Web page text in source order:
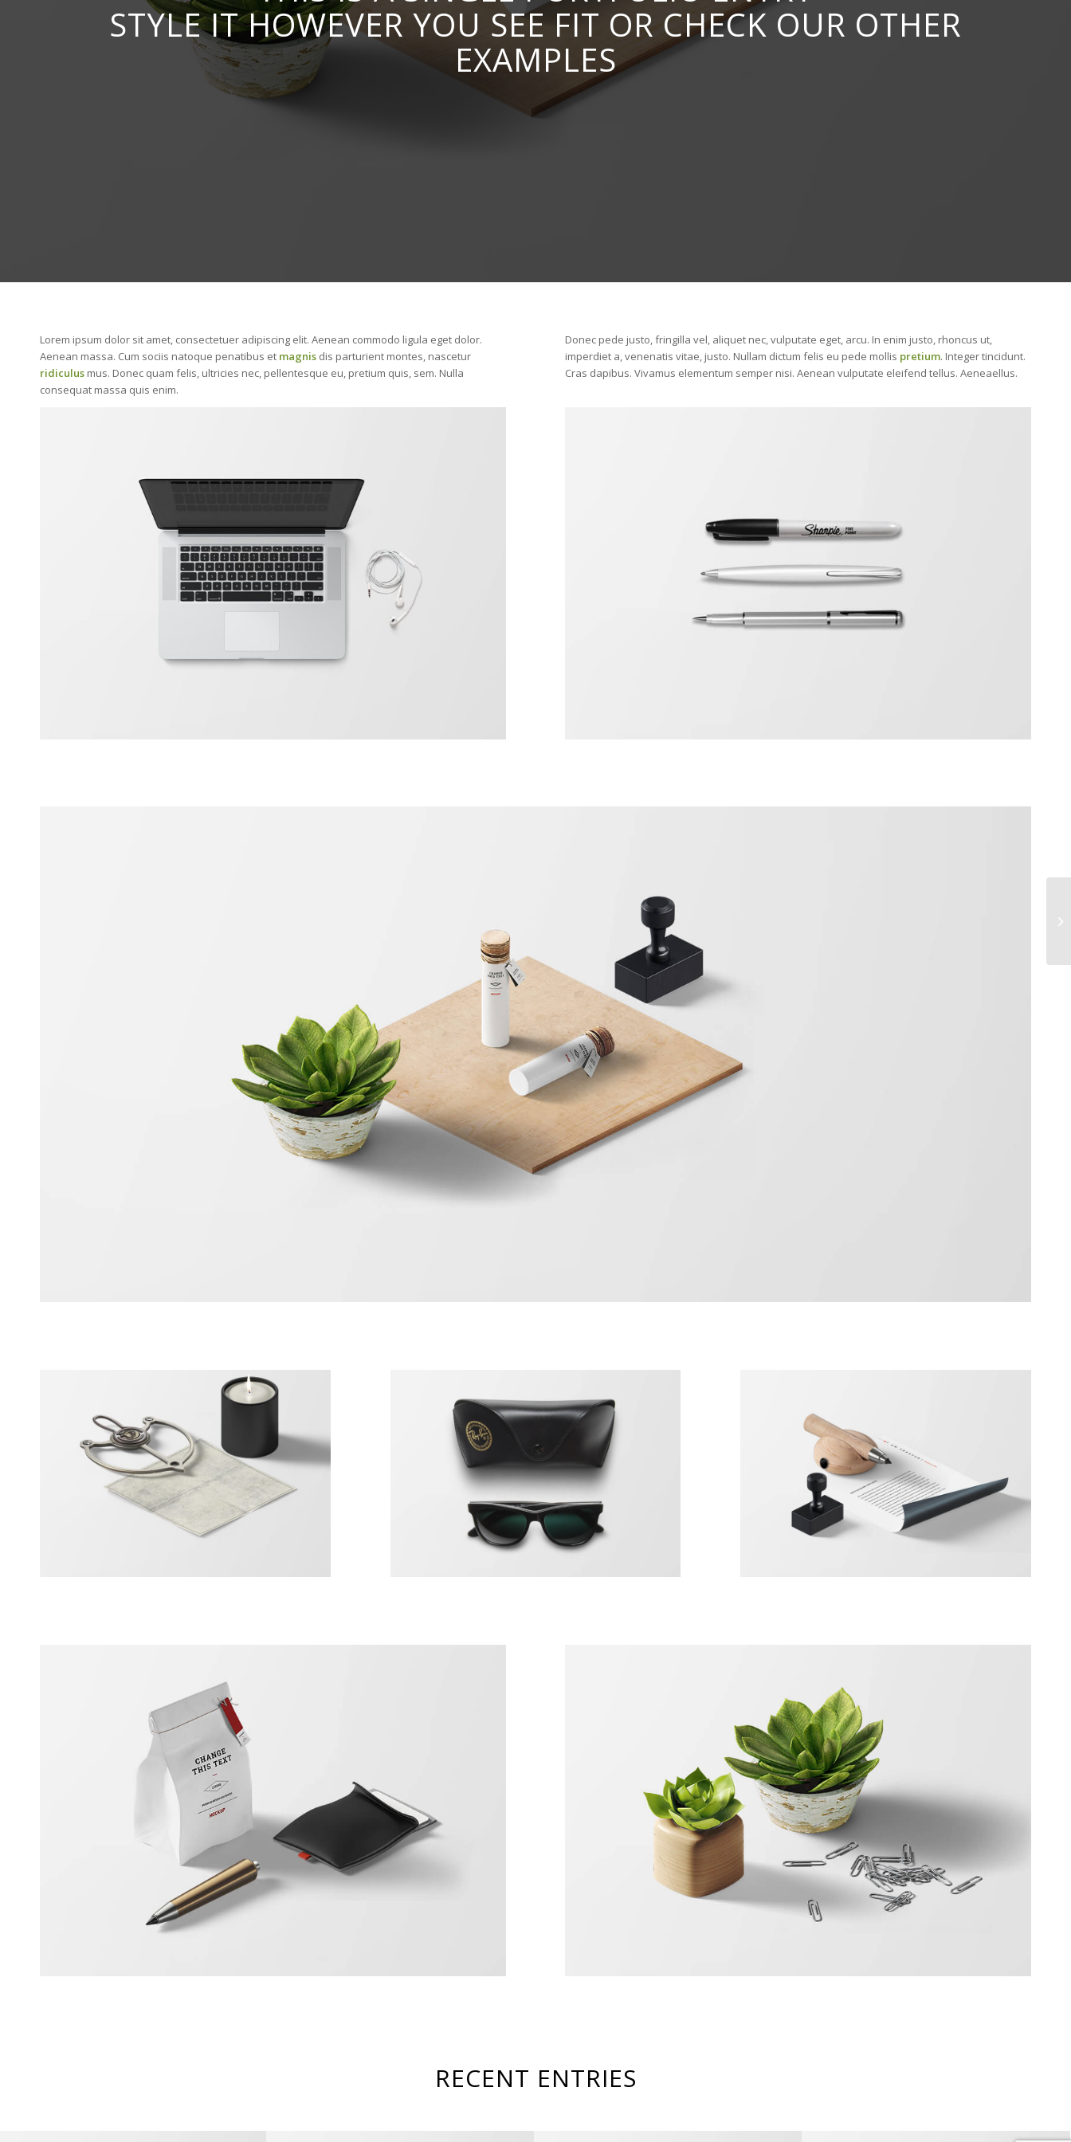
STYLE IT HOWEVER YOU SEE FIT OR CHECK OUR OTHER
EXAMPLES
Lorem ipsum dolor sit amet, consectetuer adipiscing elit. Aenean commodo ligula eget dolor.
Aenean massa. Cum sociis natoque penatibus et magnis dis parturient montes, nascetur
ridiculus mus. Donec quam felis, ultricies nec, pellentesque eu, pretium quis, sem. Nulla
consequat massa quis enim.
Donec pede justo, fringilla vel, aliquet nec, vulputate eget, arcu. In enim justo, rhoncus ut,
imperdiet a, venenatis vitae, justo. Nullam dictum felis eu pede mollis pretium. Integer tincidunt.
Cras dapibus. Vivamus elementum semper nisi. Aenean vulputate eleifend tellus. Aeneaellus.
RECENT ENTRIES